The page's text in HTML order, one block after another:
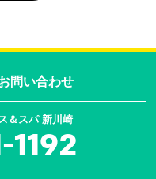
問い合わせ
＆スパ 新川崎